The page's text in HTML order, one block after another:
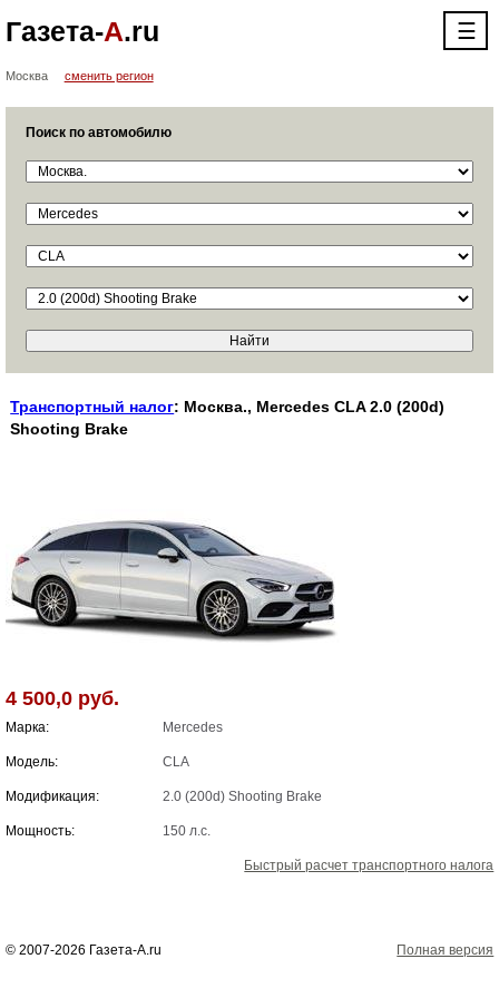
Газета-А.ru ☰
Москва сменить регион
Поиск по автомобилю
Транспортный налог: Москва., Mercedes CLA 2.0 (200d)
Shooting Brake
4 500,0 руб.
Марка: Mercedes
Модель: CLA
Модификация: 2.0 (200d) Shooting Brake
Мощность: 150 л.с.
Быстрый расчет транспортного налога
© 2007-2026 Газета-А.ru Полная версия